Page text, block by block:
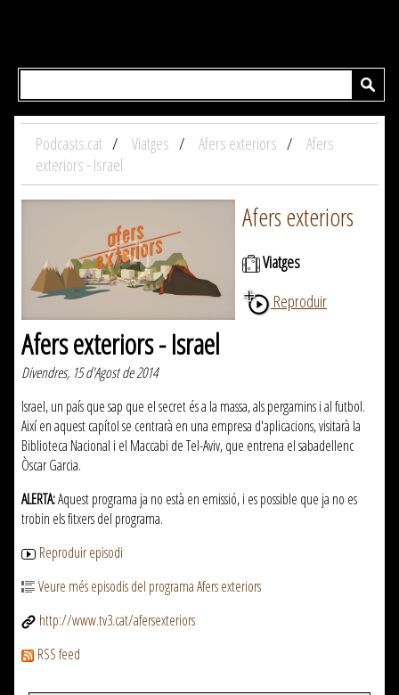
Podcasts.cat Viatges Afers exteriors
Afers
exteriors - Israel
Afers exteriors
Viatges
Reproduir
Afers exteriors - Israel
Divendres, 15 d'Agost de 2014
Israel, un país que sap que el secret és a la massa, als pergamins i al futbol.
Així en aquest capítol se centrarà en una empresa d'aplicacions, visitarà la
Biblioteca Nacional i el Maccabi de Tel-Aviv, que entrena el sabadellenc
Òscar Garcia.
ALERTA:Aquest programa ja no està en emissió, i es possible que ja no es
trobin els fitxers del programa.
Reproduir episodi
Veure més episodis del programa Afers exteriors
http://www.tv3.cat/afersexteriors
RSS feed